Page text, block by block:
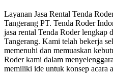
Layanan Jasa Rental Tenda
Tangerang PT. Tenda Roder
jasa rental Tenda Roder lengkap
Tangerang. Kami telah bekerja
memenuhi dan memuaskan
Roder kami dalam
memiliki ide untuk konsep acara